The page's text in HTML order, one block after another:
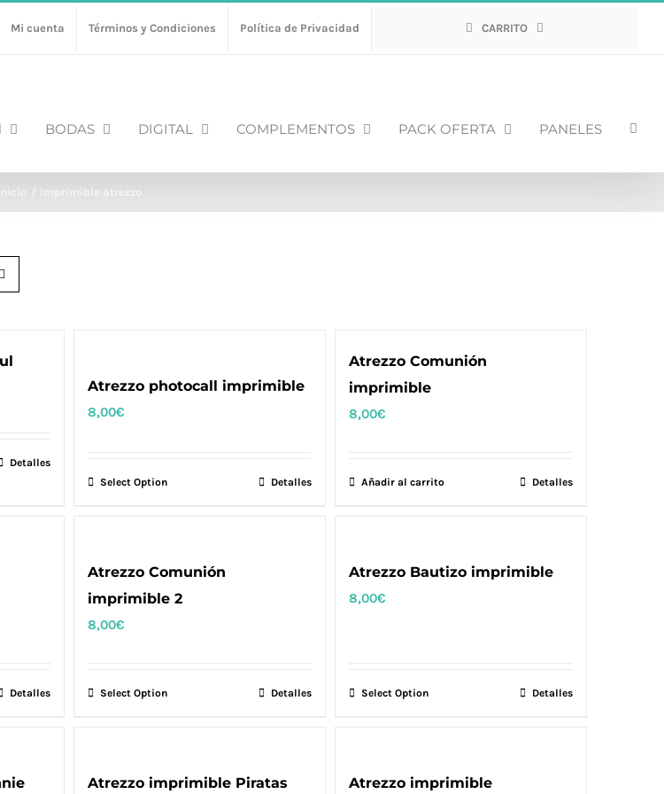
Mi cuenta Términos y Condiciones Política de Privacidad CARRITO
BODAS DIGITAL COMPLEMENTOS PACK OFERTA PANELES
Inicio Imprimible atrezzo
Detalles
Atrezzo photocall imprimible
8,00€
Select Option Detalles
Atrezzo Comunión
imprimible
8,00€
Añadir al carrito Detalles
Detalles
Atrezzo Comunión
imprimible 2
8,00€
Select Option Detalles
Atrezzo Bautizo imprimible
8,00€
Select Option Detalles
Atrezzo imprimible Piratas Atrezzo imprimible